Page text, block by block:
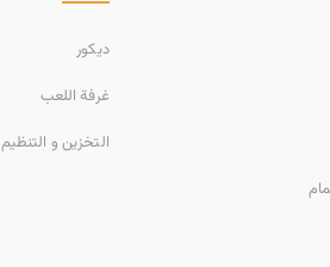
ديكور
غرفة اللعب
التخزين و التنظيم